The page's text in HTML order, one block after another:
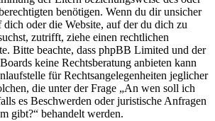
benötigen. Wenn du dir unsicher
dich oder die Website, auf der du dich zu
zutrifft, ziehe einen rechtlichen
Bitte beachte, dass phpBB Limited und der
keine Rechtsberatung anbieten kann
für Rechtsangelegenheiten jeglicher
die unter der Frage „An wen soll ich
es Beschwerden oder juristische Anfragen
gibt?“ behandelt werden.